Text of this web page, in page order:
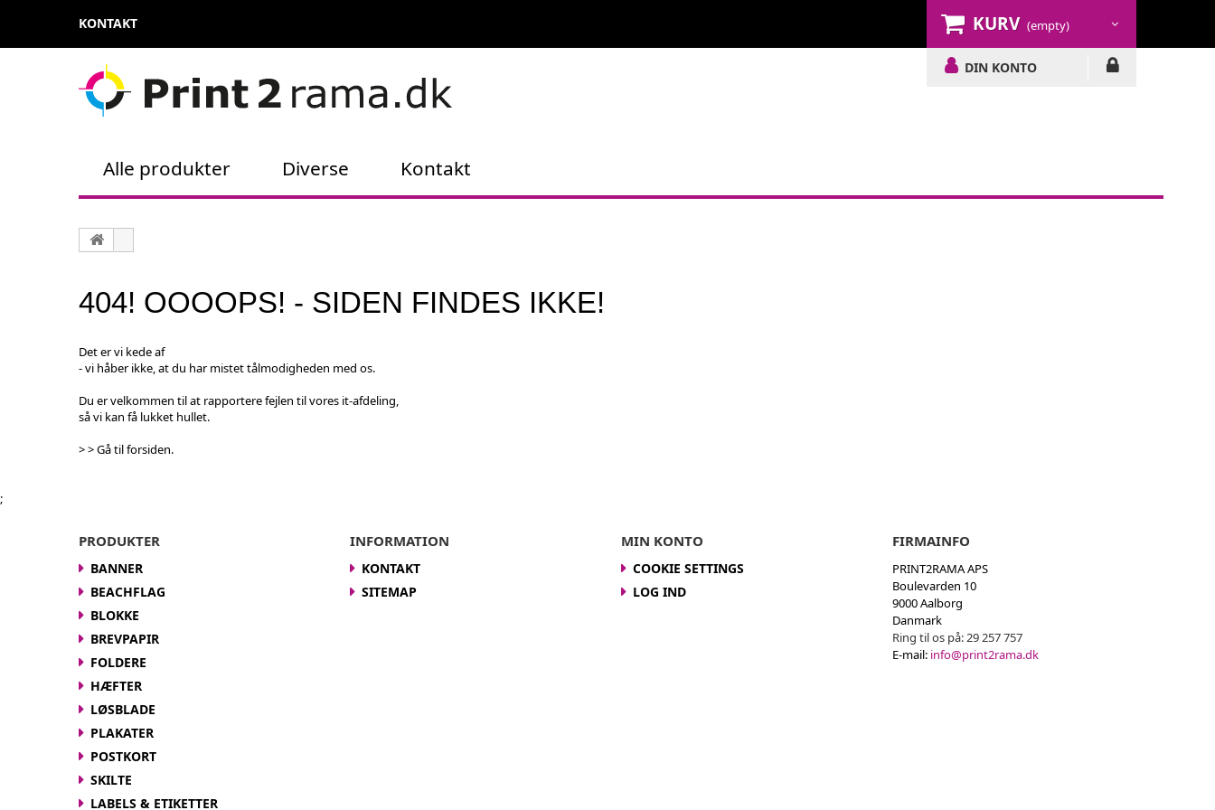
KURV (empty)
KONTAKT
DIN KONTO
Alle produkter Diverse Kontakt
404! OOOOPS! - SIDEN FINDES IKKE!
Det er vi kede af
- vi håber ikke, at du har mistet tålmodigheden med os.
Du er velkommen til at rapportere fejlen til vores it-afdeling,
så vi kan få lukket hullet.
> > Gå til forsiden.
;
PRODUKTER
BANNER
BEACHFLAG
BLOKKE
BREVPAPIR
FOLDERE
HÆFTER
LØSBLADE
PLAKATER
POSTKORT
SKILTE
LABELS & ETIKETTER
INFORMATION
KONTAKT
SITEMAP
MIN KONTO
COOKIE SETTINGS
LOG IND
FIRMAINFO
PRINT2RAMA APS
Boulevarden 10
9000 Aalborg
Danmark
Ring til os på: 29 257 757
E-mail: info@print2rama.dk